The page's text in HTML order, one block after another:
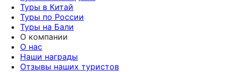
Туры в Китай
Туры по России
Туры на Бали
О компании
О нас
Наши награды
Отзывы наших туристов